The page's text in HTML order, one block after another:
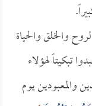
والخلق والحياة
تبكيتاً لهؤلاء
والمعبودين يوم